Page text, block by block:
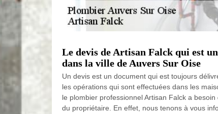
Le devis de Artisan Falck qui est
dans la ville de Auvers Sur Oise
Un devis est un document qui est toujours
les opérations qui sont effectuées dans les
le plombier professionnel Artisan Falck a
du propriétaire. En effet, nous tenons à vous